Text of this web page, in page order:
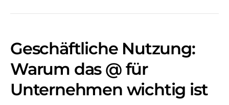
Geschäftliche Nutzung:
Warum das @ für
Unternehmen wichtig ist